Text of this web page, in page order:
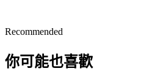
Recommended
你可能也喜歡